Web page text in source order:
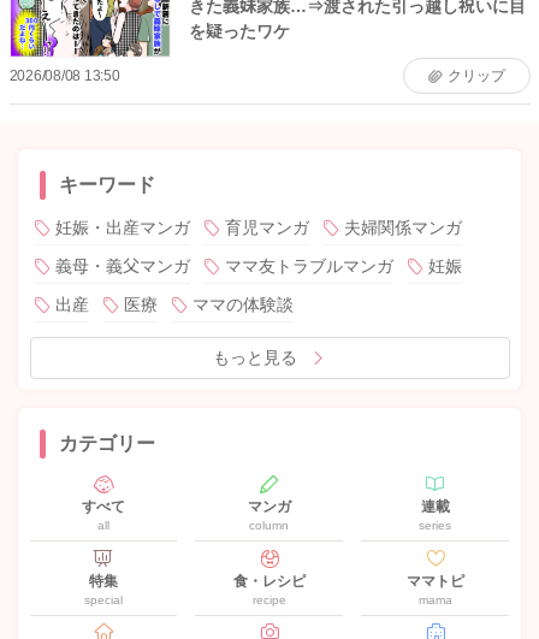
きた義妹家族…⇒渡された引っ越し祝いに目
を疑ったワケ
2026/08/08 13:50 クリップ
キーワード
妊娠・出産マンガ 育児マンガ
夫婦関係マンガ
義母・義父マンガ
ママ友トラブルマンガ
妊娠
出産
医療 ママの体験談
もっと見る
カテゴリー
すべて
all
マンガ
column
連載
series
特集
special
食・レシピ
recipe
ママトピ
mama